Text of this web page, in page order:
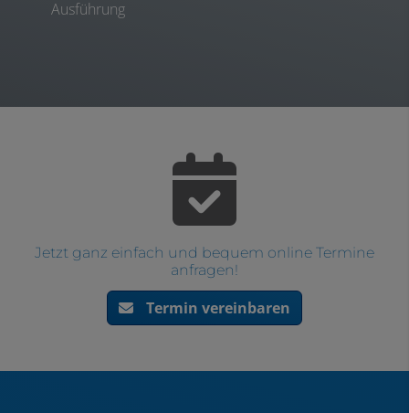
Ausführung
Jetzt ganz einfach und bequem online Termine
anfragen!
Termin vereinbaren